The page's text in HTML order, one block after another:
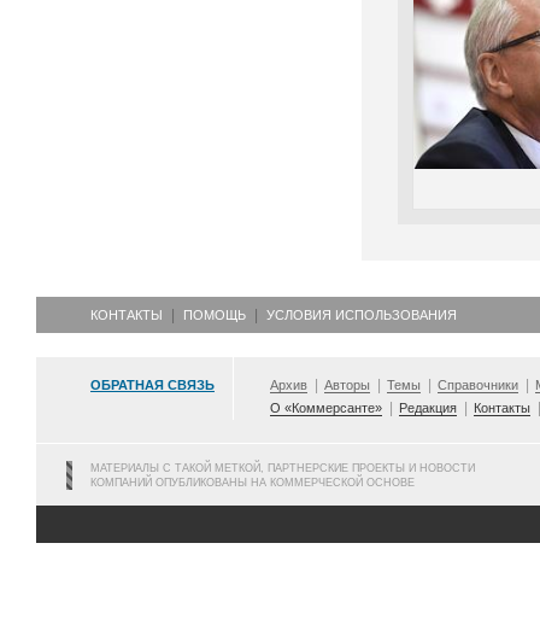
КОНТАКТЫ ПОМОЩЬ УСЛОВИЯ ИСПОЛЬЗОВАНИЯ
ОБРАТНАЯ СВЯЗЬ Архив Авторы Темы Справочники
О «Коммерсанте»
Редакция Контакты
МАТЕРИАЛЫ С ТАКОЙ МЕТКОЙ, ПАРТНЕРСКИЕ ПРОЕКТЫ И НОВОСТИ
КОМПАНИЙ ОПУБЛИКОВАНЫ НА КОММЕРЧЕСКОЙ ОСНОВЕ